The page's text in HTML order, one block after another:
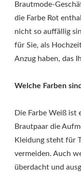
Brautmode-
die Farbe Rot
nicht so auffällig
für Sie, als
Anzug haben, das
Welche Farben
Die Farbe Weiß ist
Brautpaar die
Kleidung steht für
vermeiden. Auch
überdacht und